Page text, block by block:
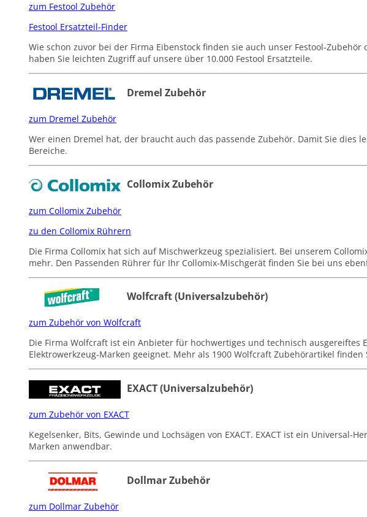
zum Festool Zubehör
Festool Ersatzteil-Finder
Wie schon zuvor bei der Firma Eibenstock finden sie auch unser Festool-
haben Sie leichten Zugriff auf unsere über 10.000 Festool Ersatzteile.
Dremel Zubehör
zum Dremel Zubehör
Wer einen Dremel hat, der braucht auch das passende Zubehör. Damit Sie
Bereiche.
Collomix Zubehör
zum Collomix Zubehör
zu den Collomix Rührern
Die Firma Collomix hat sich auf Mischwerkzeug spezialisiert. Bei unserem
mehr. Den Passenden Rührer für Ihr Collomix-Mischgerät finden Sie bei uns
Wolfcraft (Universalzubehör)
zum Zubehör von Wolfcraft
Die Firma Wolfcraft ist ein Anbieter für hochwertiges und technisch
Elektrowerkzeug-Marken geeignet. Mehr als 1900 Wolfcraft Zubehörartikel
EXACT (Universalzubehör)
zum Zubehör von EXACT
Kegelsenker, Bits, Gewinde und Lochsägen von EXACT. EXACT ist ein
Marken anwendbar.
Dollmar Zubehör
zum Dollmar Zubehör